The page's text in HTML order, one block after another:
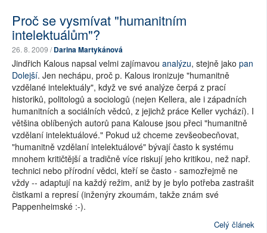
Proč se vysmívat "humanitním
intelektuálům"?
26. 8. 2009 /Darina Martykánová
Jindřich Kalous napsal velmi zajímavou analýzu, stejně jako pan
Dolejší. Jen nechápu, proč p. Kalous ironizuje "humanitně
vzdělané intelektuály", když ve své analýze čerpá z prací
historiků, politologů a sociologů (nejen Kellera, ale i západních
humanitních a sociálních vědců, z jejichž práce Keller vychází). I
většina oblíbených autorů pana Kalouse jsou přeci "humanitně
vzdělaní intelektuálové." Pokud už chceme zevšeobecňovat,
"humanitně vzdělaní intelektuálové" bývají často k systému
mnohem kritičtější a tradičně více riskují jeho kritikou, než např.
technici nebo přírodní vědci, kteří se často - samozřejmě ne
vždy -- adaptují na každý režim, aniž by je bylo potřeba zastrašit
čistkami a represí (inženýry zkoumám, takže znám své
Pappenheimské :-).
Celý článek